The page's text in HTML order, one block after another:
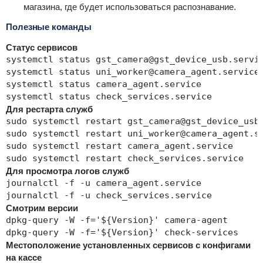
магазина, где будет использоваться распознавание.
Полезные команды
Статус сервисов
systemctl status
systemctl status uni_worker@camera_agent.service
systemctl status camera_agent.service
systemctl status check_services.service
Для рестарта служб
sudo systemctl restart
sudo systemctl restart
sudo systemctl restart camera_agent.service
sudo systemctl restart check_services.service
Для просмотра логов служб
journalctl -f -u camera_agent.service
journalctl -f -u check_services.service
Смотрим версии
dpkg-query -W -f='${Version}' camera-agent
dpkg-query -W -f='${Version}' check-services
Местоположение установленных сервисов с конфигами
на кассе